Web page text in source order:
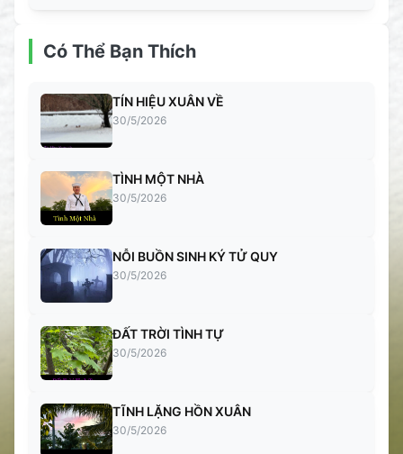
Có Thể Bạn Thích
TÍN HIỆU XUÂN VỀ
30/5/2026
TÌNH MỘT NHÀ
30/5/2026
NỖI BUỒN SINH KÝ TỬ QUY
30/5/2026
ĐẤT TRỜI TÌNH TỰ
30/5/2026
TĨNH LẶNG HỒN XUÂN
30/5/2026